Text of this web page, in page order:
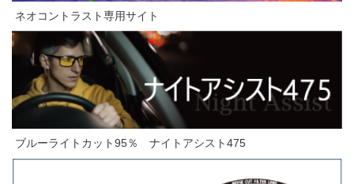
ネオコントラスト専用サイト
ブルーライトカット95％ ナイトアシスト475